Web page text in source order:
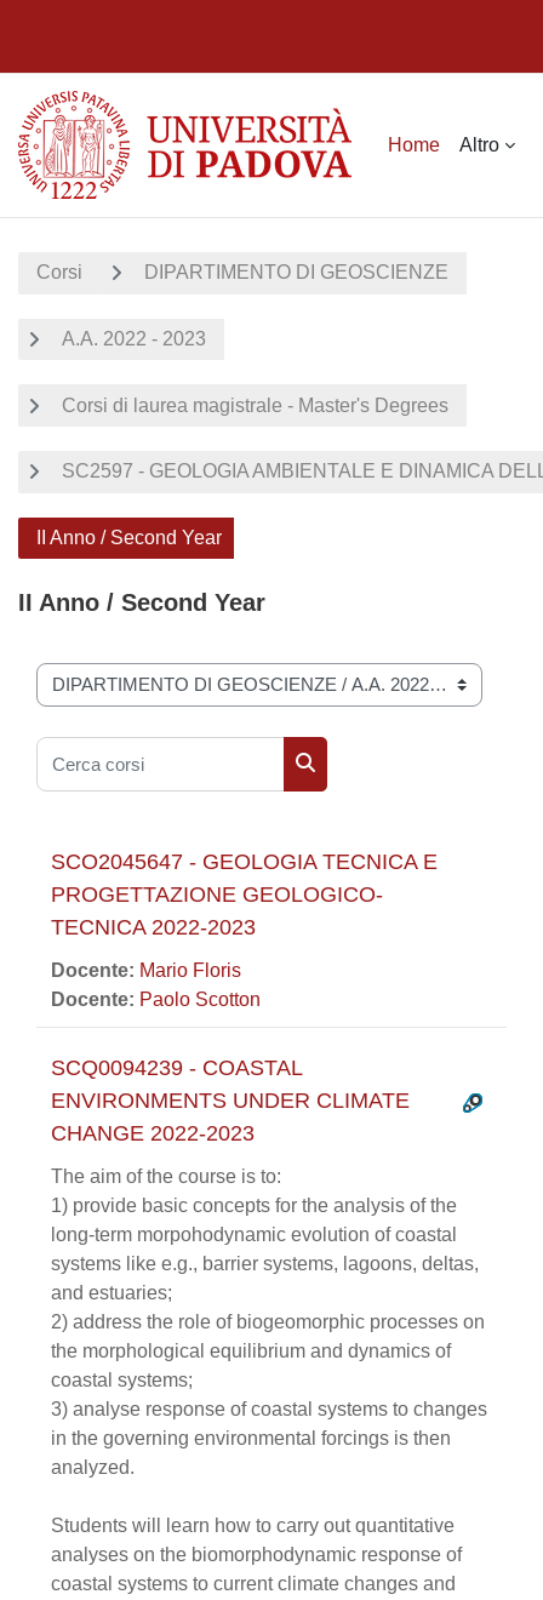
Home Altro
Corsi DIPARTIMENTO DI GEOSCIENZE
A.A. 2022 - 2023
Corsi di laurea magistrale - Master's Degrees
SC2597 - GEOLOGIA AMBIENTALE E DINAMICA
II Anno / Second Year
II Anno / Second Year
Categorie di corso
Cerca corsi
Cerca corsi
SCO2045647 - GEOLOGIA TECNICA E
PROGETTAZIONE GEOLOGICO-
TECNICA 2022-2023
Docente: Mario Floris
Docente: Paolo Scotton
SCQ0094239 - COASTAL
ENVIRONMENTS UNDER CLIMATE
CHANGE 2022-2023
The aim of the course is to:
1) provide basic concepts for the analysis of the
long-term morpohodynamic evolution of coastal
systems like e.g., barrier systems, lagoons, deltas,
and estuaries;
2) address the role of biogeomorphic processes on
the morphological equilibrium and dynamics of
coastal systems;
3) analyse response of coastal systems to changes
in the governing environmental forcings is then
analyzed.
Students will learn how to carry out quantitative
analyses on the biomorphodynamic response of
coastal systems to current climate changes and